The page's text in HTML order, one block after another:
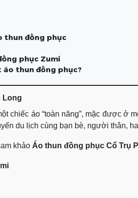
thun đồng phục
phục Zumi
áo thun đồng phục?
Long
chiếc áo “toàn năng”, mặc được ở
du lịch cùng bạn bè, người thân,
khảo Áo thun đồng phục Cổ Trụ